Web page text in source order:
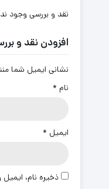
نقد و بررسی وجود
افزودن نقد و
نشانی ایمیل شما
نام *
ایمیل *
ذخیره نام،